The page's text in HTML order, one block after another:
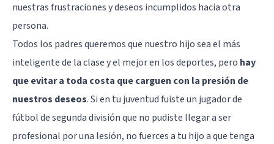
nuestras frustraciones y deseos incumplidos hacia otra
persona.
Todos los padres queremos que nuestro hijo sea el más
inteligente de la clase y el mejor en los deportes, pero hay
que evitar a toda costa que carguen con la presión de
nuestros deseos. Si en tu juventud fuiste un jugador de
fútbol de segunda división que no pudiste llegar a ser
profesional por una lesión, no fuerces a tu hijo a que tenga